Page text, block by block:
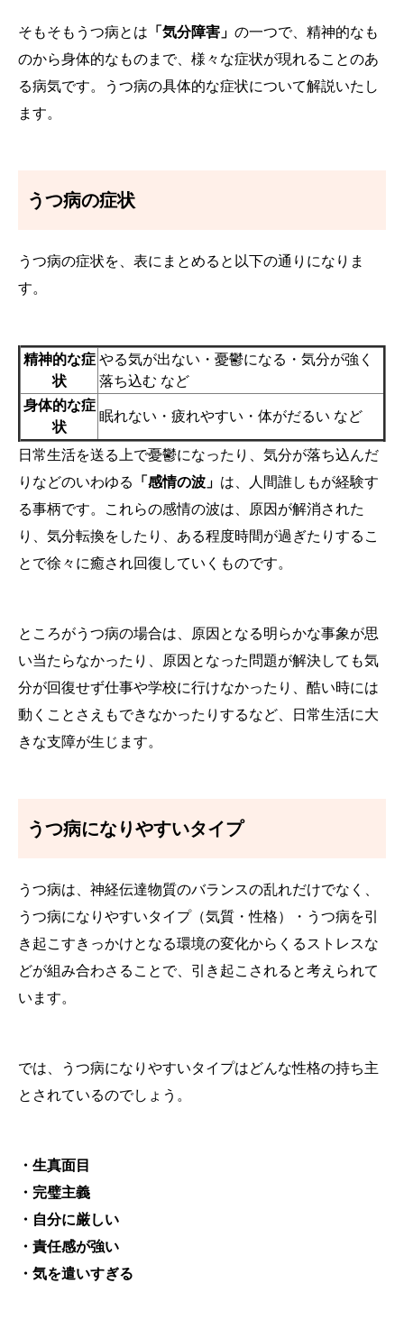
そもそもうつ病とは 「気分障害」 の一つで、精神的なも
のから身体的なものまで、様々な症状が現れることのあ
る病気です。うつ病の具体的な症状について解説いたし
ます。
うつ病の症状
うつ病の症状を、表にまとめると以下の通りになりま
す。
精神的な症
状
やる気が出ない・憂鬱になる・気分が強く
落ち込む など
身体的な症
状
眠れない・疲れやすい・体がだるい など
日常生活を送る上で憂鬱になったり、気分が落ち込んだ
りなどのいわゆる
「感情の波」 は、人間誰しもが経験す
る事柄です。これらの感情の波は、原因が解消された
り、気分転換をしたり、ある程度時間が過ぎたりするこ
とで徐々に癒され回復していくものです。
ところがうつ病の場合は、原因となる明らかな事象が思
い当たらなかったり、原因となった問題が解決しても気
分が回復せず仕事や学校に行けなかったり、酷い時には
動くことさえもできなかったりするなど、日常生活に大
きな支障が生じます。
うつ病になりやすいタイプ
うつ病は、神経伝達物質のバランスの乱れだけでなく、
うつ病になりやすいタイプ（気質・性格）・うつ病を引
き起こすきっかけとなる環境の変化からくるストレスな
どが組み合わさることで、引き起こされると考えられて
います。
では、うつ病になりやすいタイプはどんな性格の持ち主
とされているのでしょう。
・生真面目
・完璧主義
・自分に厳しい
・責任感が強い
・気を遣いすぎる